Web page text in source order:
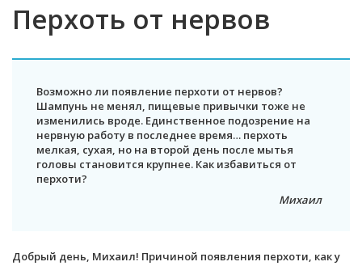
Перхоть от нервов
Возможно ли появление перхоти от нервов?
Шампунь не менял, пищевые привычки тоже не
изменились вроде. Единственное подозрение на
нервную работу в последнее время… перхоть
мелкая, сухая, но на второй день после мытья
головы становится крупнее. Как избавиться от
перхоти?
Михаил
Добрый день, Михаил! Причиной появления перхоти, как у